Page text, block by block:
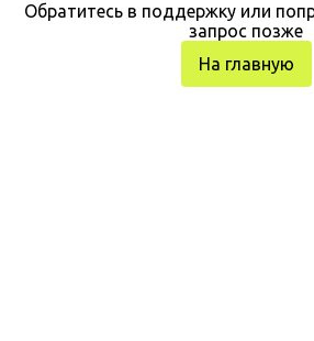
Обратитесь в поддержку или
запрос позже
На главную